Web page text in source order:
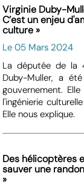
Virginie Duby-
C’est un enjeu
culture »
Le 05 Mars 2024
La députée de la
Duby-Muller, a
gouvernement.
l'ingénierie
Elle nous explique.
Des hélicoptères
sauver une
»